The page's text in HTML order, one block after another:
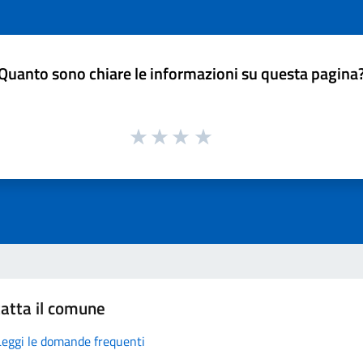
sono chiare le informazioni su questa
il comune
le domande frequenti